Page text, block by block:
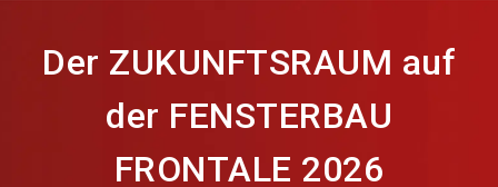
Der ZUKUNFTSRAUM auf
der FENSTERBAU
FRONTALE 2026